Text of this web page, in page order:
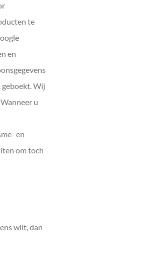
te
en
geboekt. Wij
u
en
om toch
wilt, dan